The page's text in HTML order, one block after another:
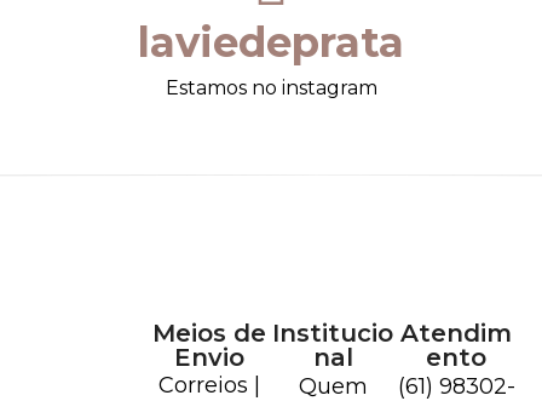
laviedeprata
Estamos no instagram
Meios de
Envio
Correios |
Institucio
nal
Quem
Atendim
ento
(61) 98302-